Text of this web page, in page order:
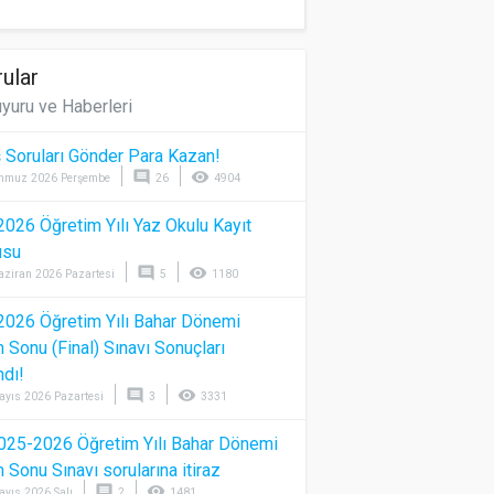
ve Haberleri
Soruları Gönder Para Kazan!
2026 Perşembe comment 26 visibility 4904
Öğretim Yılı Yaz Okulu Kayıt
2026 Pazartesi comment 5 visibility 1180
Öğretim Yılı Bahar Dönemi
Sonu (Final) Sınavı Sonuçları
2026 Pazartesi comment 3 visibility 3331
2026 Öğretim Yılı Bahar Dönemi
Sonu Sınavı sorularına itiraz